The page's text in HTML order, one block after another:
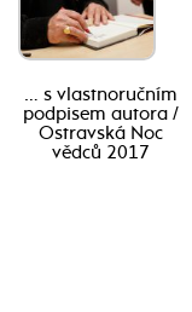
… s vlastnoručním
podpisem autora /
Ostravská Noc
vědců 2017